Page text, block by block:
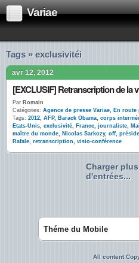
Variae
Tags » exclusivitéi
avr 12, 2012
Par Romain
Catégories: Agence de presse Variae, En route
Tags: 2012, AFP, Barack Obama, corps
Etats-Unis, exclusivité, France, journaliste,
maître du monde, Nicolas Sarkozy, off,
Rafale, retranscription, visio-conférence
Charger plus
d'entrées...
Théme du Mobile
All content